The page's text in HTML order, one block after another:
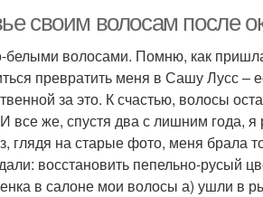
своим волосам после
белыми волосами. Помню, как
превратить меня в Сашу Лусс –
за это. К счастью, волосы
все же, спустя два с лишним года,
на старые фото, меня брала
восстановить пепельно-русый
в салоне мои волосы а) ушли в